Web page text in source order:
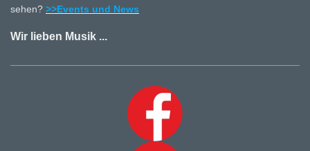
sehen? >>Events und News
Wir lieben Musik ...